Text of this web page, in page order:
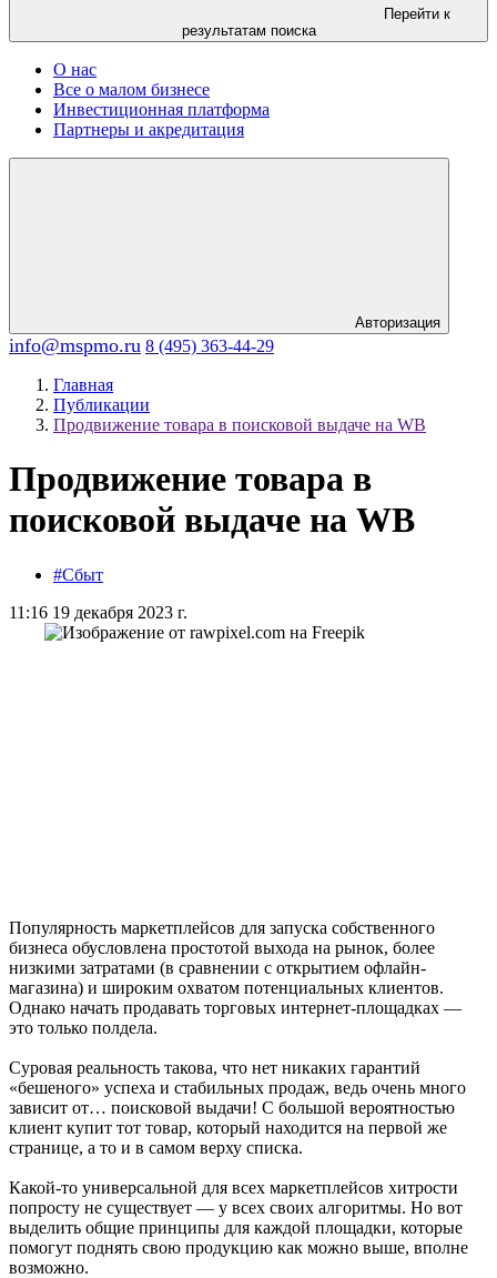
Перейти к
результатам поиска
О нас
Все о малом бизнесе
Инвестиционная платформа
Партнеры и акредитация
Авторизация
info@mspmo.ru 8 (495) 363-44-29
Главная
Публикации
Продвижение товара в поисковой выдаче на WB
Продвижение товара в
поисковой выдаче на WB
#Сбыт
11:16 19 декабря 2023 г.
Популярность маркетплейсов для запуска собственного
бизнеса обусловлена простотой выхода на рынок, более
низкими затратами (в сравнении с открытием офлайн-
магазина) и широким охватом потенциальных клиентов.
Однако начать продавать торговых интернет-площадках —
это только полдела.
Суровая реальность такова, что нет никаких гарантий
«бешеного» успеха и стабильных продаж, ведь очень много
зависит от… поисковой выдачи! С большой вероятностью
клиент купит тот товар, который находится на первой же
странице, а то и в самом верху списка.
Какой-то универсальной для всех маркетплейсов хитрости
попросту не существует — у всех своих алгоритмы. Но вот
выделить общие принципы для каждой площадки, которые
помогут поднять свою продукцию как можно выше, вполне
возможно.